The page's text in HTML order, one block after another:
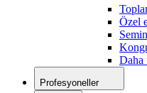
Özel
Daha
Profesyoneller